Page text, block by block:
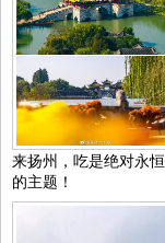
来扬州，吃是绝对永恒
的主题！